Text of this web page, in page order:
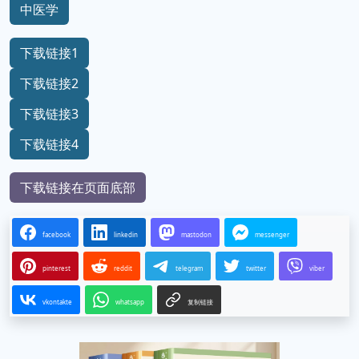
中医学
下载链接1
下载链接2
下载链接3
下载链接4
下载链接在页面底部
facebook linkedin mastodon messenger
pinterest reddit telegram twitter viber
vkontakte whatsapp 复制链接